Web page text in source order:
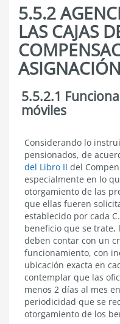
5.5.2
LAS CAJAS
5.5.2
AGENCIAS
MÓVILES
CAJAS
DE
COMPENSACIÓN
DE
ASIGNACIÓN
FAMILIAR
5.5.2.1
móviles
5.5.2.1
Funcionamiento
de
oficinas
móviles
Considerando lo
pensionados, de
del Libro II del
especialmente en lo
otorgamiento de las
que ellas fueren
establecido por cada
beneficio que se trate,
deben contar con un
funcionamiento, con
ubicación exacta en
contemplar que las
menos 2 días al mes
periodicidad que se
otorgamiento de los